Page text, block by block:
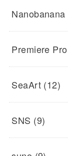
Nanobanana
Premiere Pro
SeaArt (12)
SNS (9)